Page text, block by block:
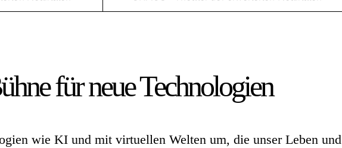
für neue Technologien
wie KI und mit virtuellen Welten um, die unser Leben und